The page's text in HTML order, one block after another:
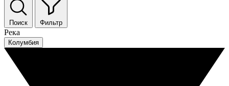
Поиск Фильтр
Река
Колумбия